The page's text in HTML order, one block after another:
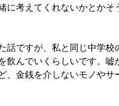
に考えてくれないかとか
ですが、私と同じ中学校
飲んでいくらしいです。
、金銭を介しないモノや